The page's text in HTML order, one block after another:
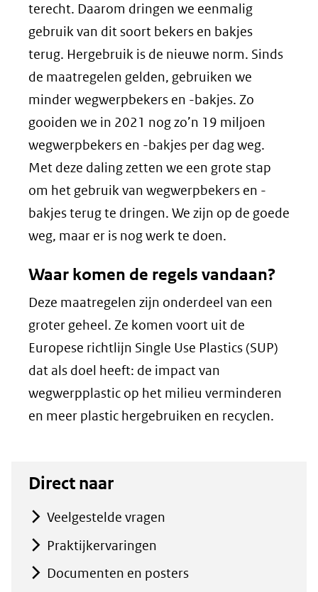
terecht. Daarom dringen we eenmalig
gebruik van dit soort bekers en bakjes
terug. Hergebruik is de nieuwe norm. Sinds
de maatregelen gelden, gebruiken we
minder wegwerpbekers en -bakjes. Zo
gooiden we in 2021 nog zo’n 19 miljoen
wegwerpbekers en -bakjes per dag weg.
Met deze daling zetten we een grote stap
om het gebruik van wegwerpbekers en -
bakjes terug te dringen. We zijn op de goede
weg, maar er is nog werk te doen.
Waar komen de regels vandaan?
Deze maatregelen zijn onderdeel van een
groter geheel. Ze komen voort uit de
Europese richtlijn Single Use Plastics (SUP)
dat als doel heeft: de impact van
wegwerpplastic op het milieu verminderen
en meer plastic hergebruiken en recyclen.
Direct naar
Veelgestelde vragen
Praktijkervaringen
Documenten en posters